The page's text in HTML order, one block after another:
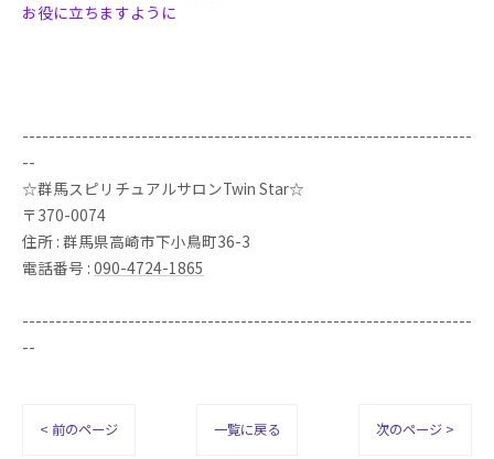
お役に立ちますように
--------------------------------------------------------------------
--
☆群馬スピリチュアルサロンTwin Star☆
〒370-0074
住所 : 群馬県高崎市下小鳥町36-3
電話番号 : 090-4724-1865
--------------------------------------------------------------------
--
< 前のページ 一覧に戻る 次のページ >